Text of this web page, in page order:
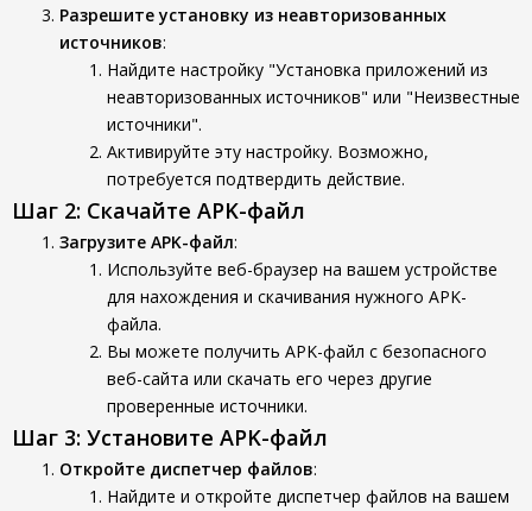
Разрешите установку из неавторизованных
источников:
Найдите настройку "Установка приложений из
неавторизованных источников" или "Неизвестные
источники".
Активируйте эту настройку. Возможно,
потребуется подтвердить действие.
Шаг 2: Скачайте APK-файл
Загрузите APK-файл:
Используйте веб-браузер на вашем устройстве
для нахождения и скачивания нужного APK-
файла.
Вы можете получить APK-файл с безопасного
веб-сайта или скачать его через другие
проверенные источники.
Шаг 3: Установите APK-файл
Откройте диспетчер файлов:
Найдите и откройте диспетчер файлов на вашем